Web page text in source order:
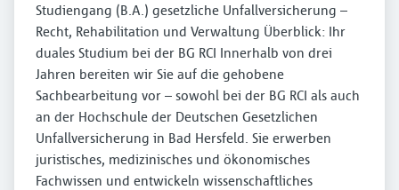
Studiengang (B.A.) gesetzliche Unfallversicherung –
Recht, Rehabilitation und Verwaltung Überblick: Ihr
duales Studium bei der BG RCI Innerhalb von drei
Jahren bereiten wir Sie auf die gehobene
Sachbearbeitung vor – sowohl bei der BG RCI als auch
an der Hochschule der Deutschen Gesetzlichen
Unfallversicherung in Bad Hersfeld. Sie erwerben
juristisches, medizinisches und ökonomisches
Fachwissen und entwickeln wissenschaftliches